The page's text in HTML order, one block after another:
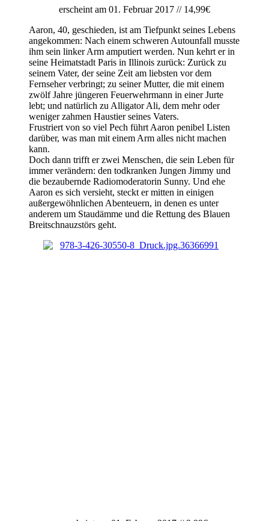
erscheint am 01. Februar 2017 // 14,99€
Aaron, 40, geschieden, ist am Tiefpunkt seines Lebens
angekommen: Nach einem schweren Autounfall musste
ihm sein linker Arm amputiert werden. Nun kehrt er in
seine Heimatstadt Paris in Illinois zurück: Zurück zu
seinem Vater, der seine Zeit am liebsten vor dem
Fernseher verbringt; zu seiner Mutter, die mit einem
zwölf Jahre jüngeren Feuerwehrmann in einer Jurte
lebt; und natürlich zu Alligator Ali, dem mehr oder
weniger zahmen Haustier seines Vaters.
Frustriert von so viel Pech führt Aaron penibel Listen
darüber, was man mit einem Arm alles nicht machen
kann.
Doch dann trifft er zwei Menschen, die sein Leben für
immer verändern: den todkranken Jungen Jimmy und
die bezaubernde Radiomoderatorin Sunny. Und ehe
Aaron es sich versieht, steckt er mitten in einigen
außergewöhnlichen Abenteuern, in denen es unter
anderem um Staudämme und die Rettung des Blauen
Breitschnauzstörs geht.